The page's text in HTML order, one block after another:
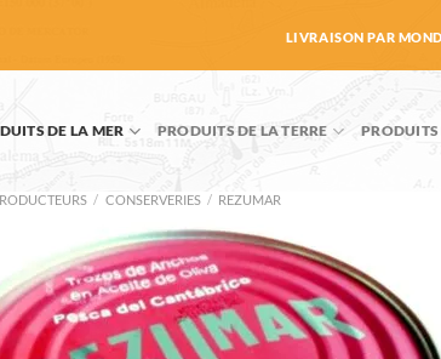
LIVRAISON PAR
DE LA MER PRODUITS DE LA TERRE
/ CONSERVERIES / REZUMAR